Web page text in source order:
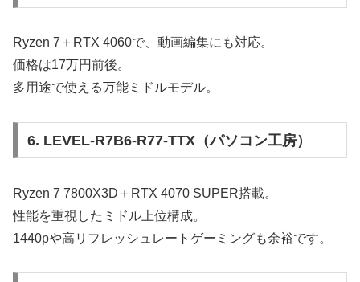
Ryzen 7＋RTX 4060で、動画編集にも対応。
価格は17万円前後。
多用途で使える万能ミドルモデル。
6. LEVEL-R7B6-R77-TTX（パソコン工房）
Ryzen 7 7800X3D＋RTX 4070 SUPER搭載。
性能を重視したミドル上位構成。
1440pや高リフレッシュレートゲーミングも余裕です。